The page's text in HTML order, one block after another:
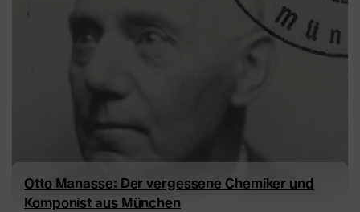
Otto Manasse: Der vergessene Chemiker und
Komponist aus München